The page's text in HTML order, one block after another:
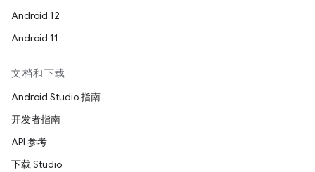
Android 12
Android 11
文档和下载
Android Studio 指南
开发者指南
API 参考
下载 Studio